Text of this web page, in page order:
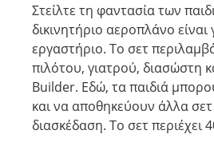
Στείλτε τη φαντασία των
δικινητήριο αεροπλάνο
εργαστήριο. Το σετ
πιλότου, γιατρού, διασώστη
Builder. Εδώ, τα παιδιά
και να αποθηκεύουν άλλα σετ
διασκέδαση. Το σετ περιέχει